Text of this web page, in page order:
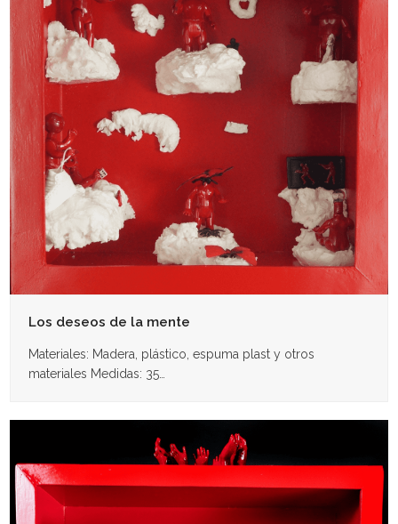
Los deseos de la mente
Materiales: Madera, plástico, espuma plast y otros
materiales Medidas: 35…